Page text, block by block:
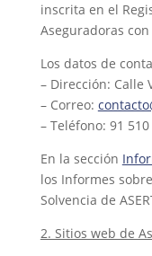
inscrita en el
Aseguradoras con
Los datos de
– Dirección: Calle
– Correo:
– Teléfono: 91
En la sección
los Informes
Solvencia de
2. Sitios web de